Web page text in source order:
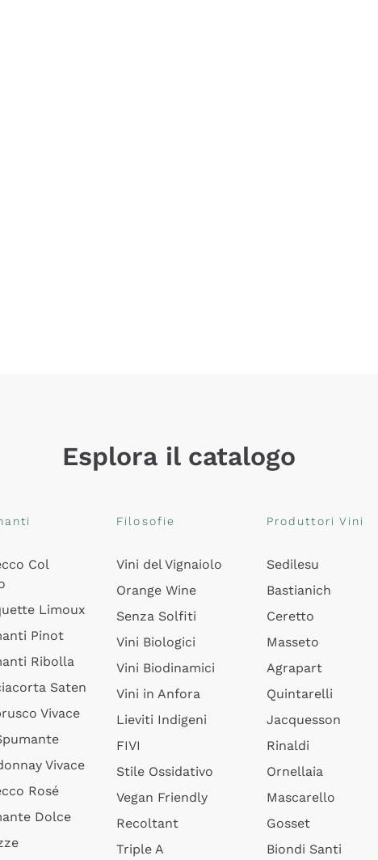
Esplora il catalogo
Col
Limoux
Pinot
Ribolla
Saten
Vivace
Vivace
Rosé
Dolce
Filosofie
Vini del Vignaiolo
Orange Wine
Senza Solfiti
Vini Biologici
Vini Biodinamici
Vini in Anfora
Lieviti Indigeni
FIVI
Stile Ossidativo
Vegan Friendly
Recoltant
Triple A
Produttori Vini
Sedilesu
Bastianich
Ceretto
Masseto
Agrapart
Quintarelli
Jacquesson
Rinaldi
Ornellaia
Mascarello
Gosset
Biondi Santi